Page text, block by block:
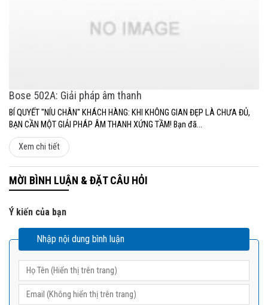
Bose 502A: Giải pháp âm thanh
BÍ QUYẾT "NÍU CHÂN" KHÁCH HÀNG: KHI KHÔNG GIAN ĐẸP LÀ CHƯA ĐỦ,
BẠN CẦN MỘT GIẢI PHÁP ÂM THANH XỨNG TẦM! Bạn đã...
Xem chi tiết
MỜI BÌNH LUẬN & ĐẶT CÂU HỎI
Ý kiến của bạn
Nhập nội dung bình luận